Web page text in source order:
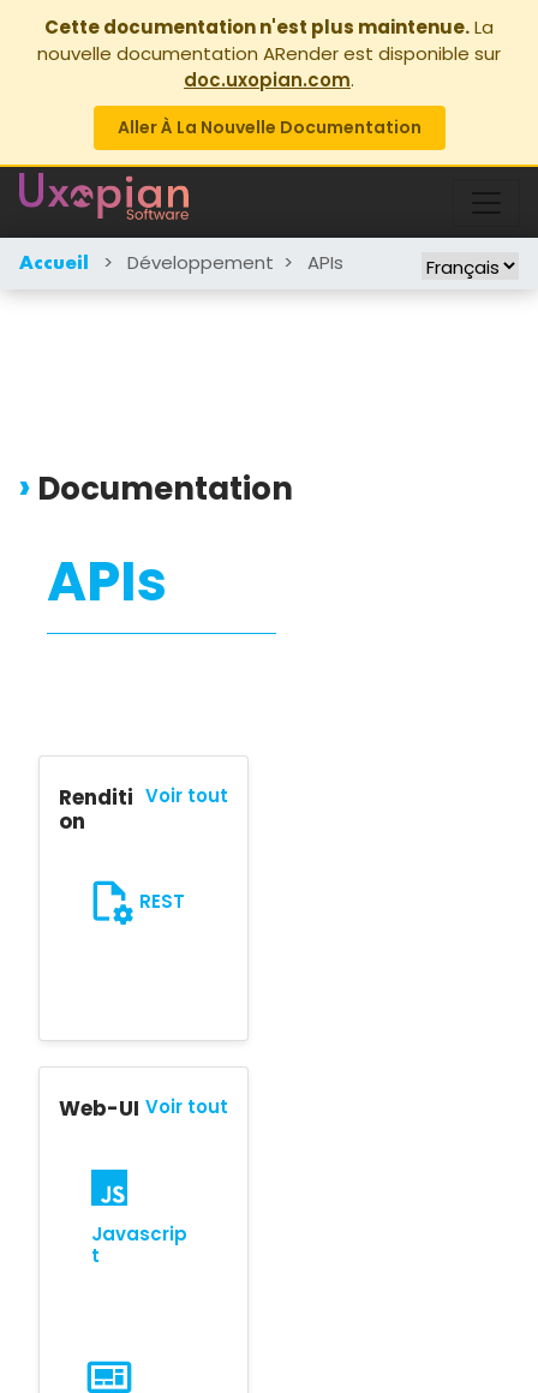
Cette documentation n'est plus maintenue.La
nouvelle documentation ARender est disponible sur
doc.uxopian.com.
Aller À La Nouvelle Documentation
Accueil > Développement > APIs
Documentation
APIs
Voir tout
Renditi
on
REST
Voir tout
Web-UI
Javascrip
t